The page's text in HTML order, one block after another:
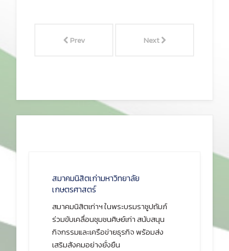
Prev Next
สมาคมนิสิตเก่ามหาวิทยาลัย
เกษตรศาสตร์
สมาคมนิสิตเก่าฯ ในพระบรมราชูปถัมภ์
ร่วมขับเคลื่อนชุมชนศิษย์เก่า สนับสนุน
กิจกรรมและเครือข่ายธุรกิจ พร้อมส่ง
เสริมสังคมอย่างยั่งยืน